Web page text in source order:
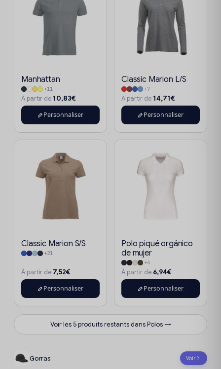
Manhattan
+11
À partir de 10,83€
Personnaliser
Classic Marion L/S
+7
À partir de 14,71€
Personnaliser
Classic Marion S/S
+21
À partir de 7,52€
Personnaliser
Polo piqué orgánico
de mujer
+4
À partir de 6,94€
Personnaliser
Voir les 5 produits restants dans Polos →
Gorras Voir